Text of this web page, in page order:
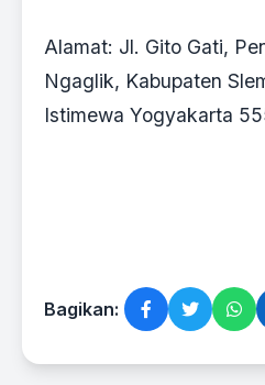
Alamat: Jl. Gito Gati,
Ngaglik, Kabupaten
Istimewa Yogyakarta
Bagikan: